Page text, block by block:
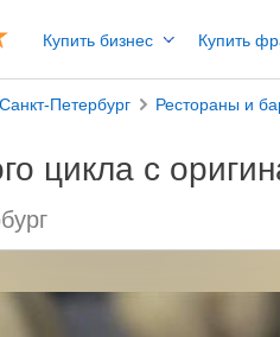
Купить бизнес Купить
Санкт-Петербург Рестораны и
цикла с